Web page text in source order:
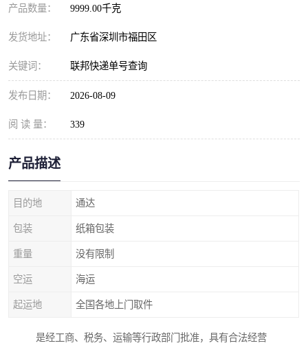
产品数量： 9999.00千克
发货地址： 广东省深圳市福田区
关键词： 联邦快递单号查询
发布日期： 2026-08-09
阅 读 量： 339
产品描述
目的地 通达
包装 纸箱包装
重量 没有限制
空运 海运
起运地 全国各地上门取件
是经工商、税务、运输等行政部门批准，具有合法经营